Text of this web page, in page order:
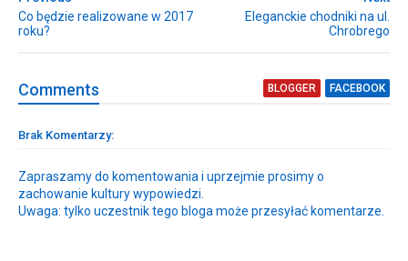
Eleganckie chodniki na ul.
Chrobrego
Co będzie realizowane w 2017
roku?
Comments BLOGGER FACEBOOK
Brak Komentarzy:
Zapraszamy do komentowania i uprzejmie prosimy o
zachowanie kultury wypowiedzi.
Uwaga: tylko uczestnik tego bloga może przesyłać komentarze.